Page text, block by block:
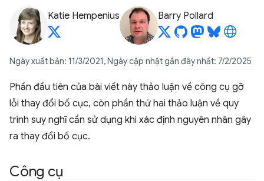
Katie Hempenius Barry Pollard
Ngày xuất bản: 11/3/2021, Ngày cập nhật gần đây nhất: 7/2/2025
Phần đầu tiên của bài viết này thảo luận về công cụ gỡ
lỗi thay đổi bố cục, còn phần thứ hai thảo luận về quy
trình suy nghĩ cần sử dụng khi xác định nguyên nhân gây
ra thay đổi bố cục.
Công cụ